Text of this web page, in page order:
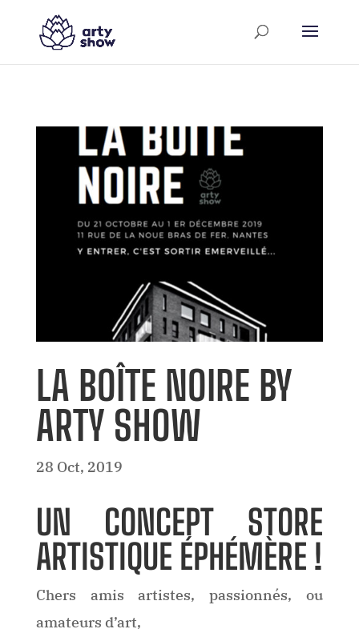
LA BOÎTE NOIRE BY
ARTY SHOW
28 Oct, 2019
UN CONCEPT STORE
ARTISTIQUE ÉPHÉMÈRE !
Chers amis artistes, passionnés, ou
amateurs d’art,